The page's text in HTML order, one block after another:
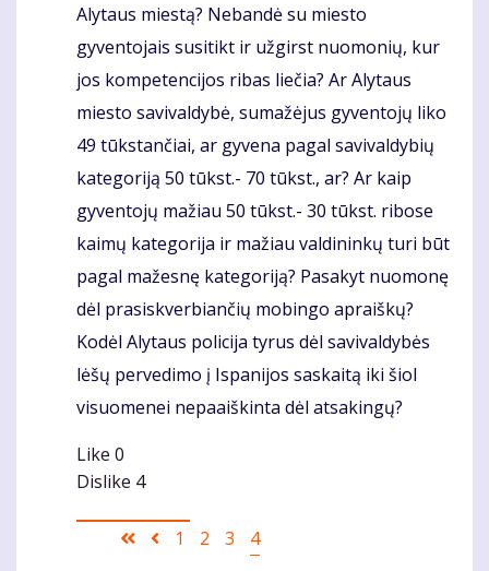
Alytaus miestą? Nebandė su miesto
gyventojais susitikt ir užgirst nuomonių, kur
jos kompetencijos ribas liečia? Ar Alytaus
miesto savivaldybė, sumažėjus gyventojų liko
49 tūkstančiai, ar gyvena pagal savivaldybių
kategoriją 50 tūkst.- 70 tūkst., ar? Ar kaip
gyventojų mažiau 50 tūkst.- 30 tūkst. ribose
kaimų kategorija ir mažiau valdininkų turi būt
pagal mažesnę kategoriją? Pasakyt nuomonę
dėl prasiskverbiančių mobingo apraiškų?
Kodėl Alytaus policija tyrus dėl savivaldybės
lėšų pervedimo į Ispanijos saskaitą iki šiol
visuomenei nepaaiškinta dėl atsakingų?
Like 0
Dislike 4
Pagination
First Ankstesnis
Puslapis
1 Puslapis
2 Puslapis
3
Current
4